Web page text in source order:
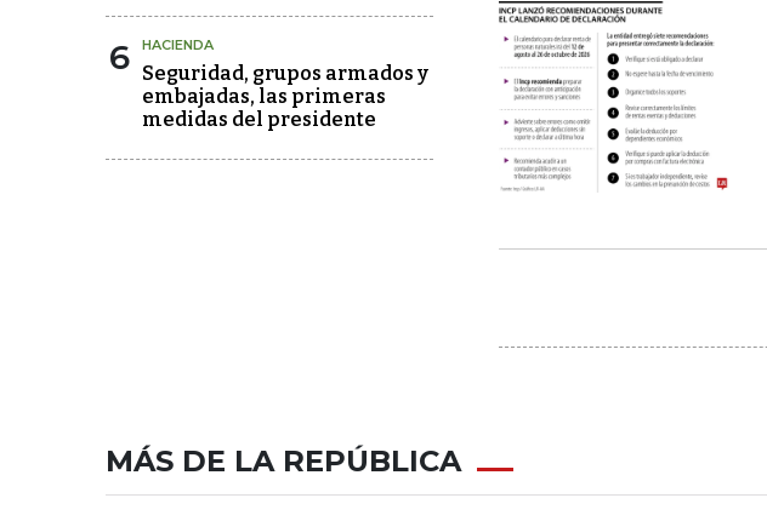
6 HACIENDA
Seguridad, grupos armados y
embajadas, las primeras
medidas del presidente
MÁS DE LA REPÚBLICA